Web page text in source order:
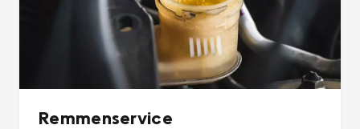
Remmenservice